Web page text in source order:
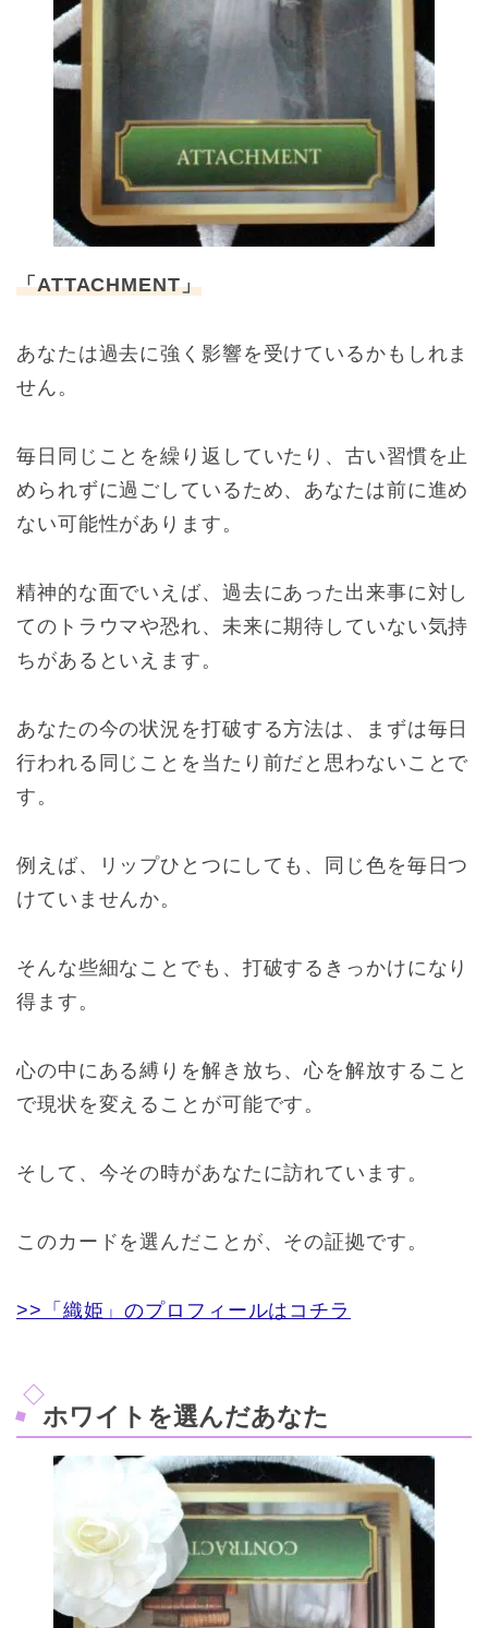
「ATTACHMENT」
あなたは過去に強く影響を受けているかもしれま
せん。
毎日同じことを繰り返していたり、古い習慣を止
められずに過ごしているため、あなたは前に進め
ない可能性があります。
精神的な面でいえば、過去にあった出来事に対し
てのトラウマや恐れ、未来に期待していない気持
ちがあるといえます。
あなたの今の状況を打破する方法は、まずは毎日
行われる同じことを当たり前だと思わないことで
す。
例えば、リップひとつにしても、同じ色を毎日つ
けていませんか。
そんな些細なことでも、打破するきっかけになり
得ます。
心の中にある縛りを解き放ち、心を解放すること
で現状を変えることが可能です。
そして、今その時があなたに訪れています。
このカードを選んだことが、その証拠です。
>>「織姫」のプロフィールはコチラ
ホワイトを選んだあなた